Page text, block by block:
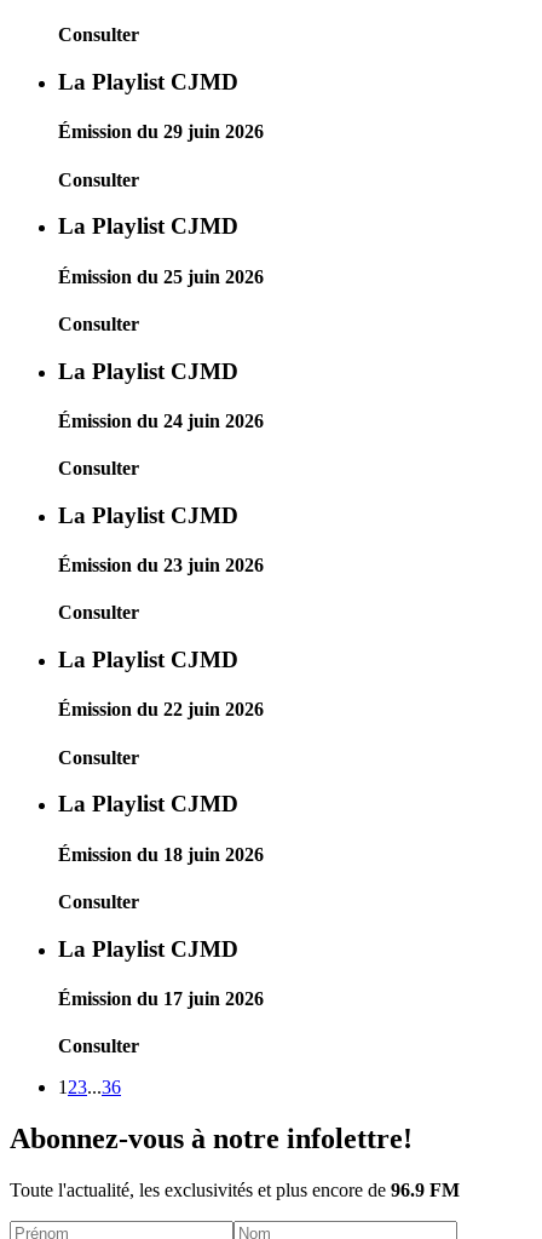
Consulter
La Playlist CJMD
Émission du 29 juin 2026
Consulter
La Playlist CJMD
Émission du 25 juin 2026
Consulter
La Playlist CJMD
Émission du 24 juin 2026
Consulter
La Playlist CJMD
Émission du 23 juin 2026
Consulter
La Playlist CJMD
Émission du 22 juin 2026
Consulter
La Playlist CJMD
Émission du 18 juin 2026
Consulter
La Playlist CJMD
Émission du 17 juin 2026
Consulter
1 23...36
Abonnez-vous à notre infolettre!
Toute l'actualité, les exclusivités et plus encore de 96.9 FM